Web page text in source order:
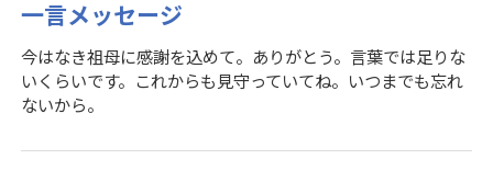
一言メッセージ
今はなき祖母に感謝を込めて。ありがとう。言葉では足りな
いくらいです。これからも見守っていてね。いつまでも忘れ
ないから。